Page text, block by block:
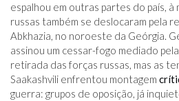
espalhou em outras partes do país, à
russas também se deslocaram pela
Abkhazia, no noroeste da Geórgia.
assinou um cessar-fogo mediado
retirada das forças russas, mas as
Saakashvili enfrentou montagem
guerra: grupos de oposição, já